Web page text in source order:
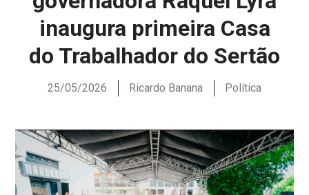
inaugura primeira Casa
do Trabalhador do Sertão
25/05/2026 Ricardo Banana Política